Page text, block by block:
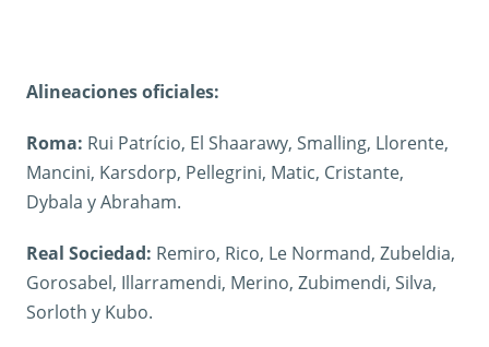
Alineaciones oficiales:
Roma: Rui Patrício, El Shaarawy, Smalling, Llorente,
Mancini, Karsdorp, Pellegrini, Matic, Cristante,
Dybala y Abraham.
Real Sociedad: Remiro, Rico, Le Normand, Zubeldia,
Gorosabel, Illarramendi, Merino, Zubimendi, Silva,
Sorloth y Kubo.